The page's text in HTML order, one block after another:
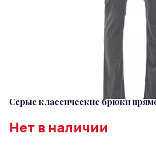
Серые классические брюки
Нет в наличии